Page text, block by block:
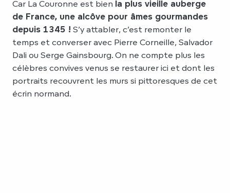
Car La Couronne est bien la plus vieille auberge
de France, une alcôve pour âmes gourmandes
depuis 1345 ! S’y attabler, c’est remonter le
temps et converser avec Pierre Corneille, Salvador
Dali ou Serge Gainsbourg. On ne compte plus les
célèbres convives venus se restaurer ici et dont les
portraits recouvrent les murs si pittoresques de cet
écrin normand.